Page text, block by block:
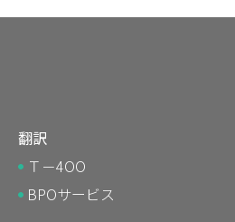
翻訳
Ｔ－4OO
BPOサービス